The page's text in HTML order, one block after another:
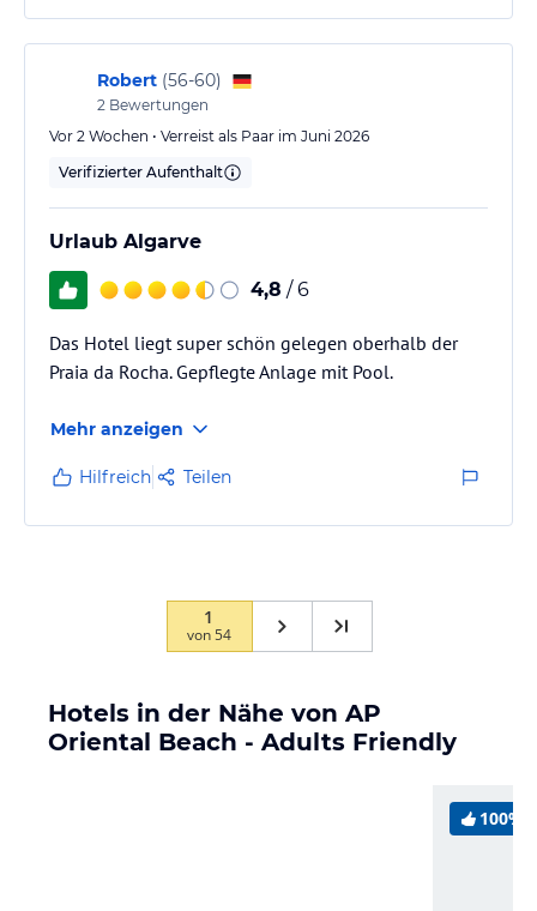
Robert (56-60)
2 Bewertungen
Vor 2 Wochen • Verreist als Paar im Juni 2026
Verifizierter Aufenthalt
Urlaub Algarve
4,8 / 6
Das Hotel liegt super schön gelegen oberhalb der
Praia da Rocha. Gepflegte Anlage mit Pool.
Mehr anzeigen
Hilfreich Teilen
1
von54
Hotels in der Nähe von AP
Oriental Beach - Adults Friendly
100%